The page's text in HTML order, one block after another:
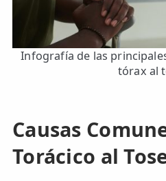
Infografía de las
tórax al
Causas
Torácico al